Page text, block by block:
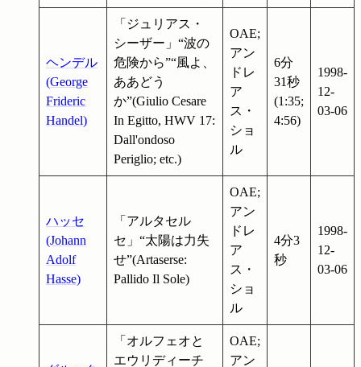
ヘンデル
(George
Frideric
Handel)
「ジュリアス・
シーザー」“波の
危険から”“風よ、
ああどう
か”(Giulio Cesare
In Egitto, HWV 17:
Dall'ondoso
Periglio; etc.)
OAE;
アン
ドレ
ア
ス・
ショ
ル
6分
31秒
(1:35;
4:56)
1998-
12-
03-06
ハッセ
(Johann
Adolf
Hasse)
「アルタセル
セ」“太陽は力失
せ”(Artaserse:
Pallido Il Sole)
OAE;
アン
ドレ
ア
ス・
ショ
ル
4分3
秒
1998-
12-
03-06
「オルフェオと
エウリディーチ
OAE;
アン